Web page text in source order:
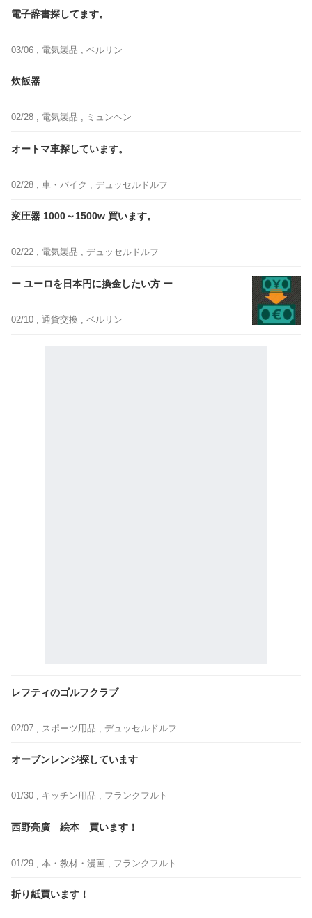
電子辞書探してます。
03/06 , 電気製品 , ベルリン
炊飯器
02/28 , 電気製品 , ミュンヘン
オートマ車探しています。
02/28 , 車・バイク , デュッセルドルフ
変圧器 1000～1500w 買います。
02/22 , 電気製品 , デュッセルドルフ
ー ユーロを日本円に換金したい方 ー
02/10 , 通貨交換 , ベルリン
レフティのゴルフクラブ
02/07 , スポーツ用品 , デュッセルドルフ
オーブンレンジ探しています
01/30 , キッチン用品 , フランクフルト
西野亮廣 絵本 買います！
01/29 , 本・教材・漫画 , フランクフルト
折り紙買います！